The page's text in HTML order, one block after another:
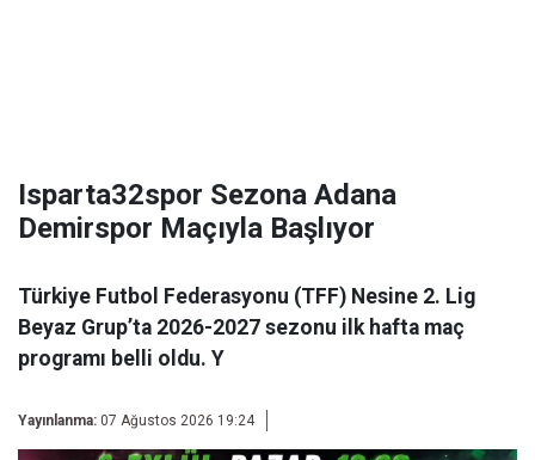
Isparta32spor Sezona Adana
Demirspor Maçıyla Başlıyor
Türkiye Futbol Federasyonu (TFF) Nesine 2. Lig
Beyaz Grup’ta 2026-2027 sezonu ilk hafta maç
programı belli oldu. Y
Yayınlanma: 07 Ağustos 2026 19:24